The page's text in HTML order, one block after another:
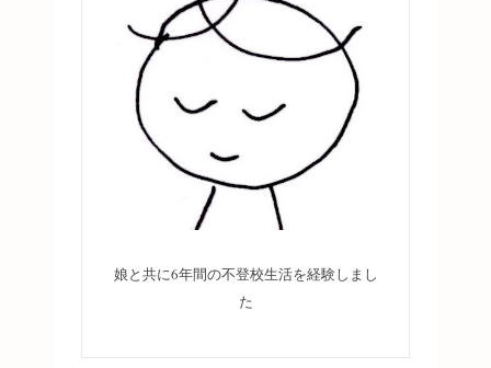
娘と共に6年間の不登校生活を経験しまし
た